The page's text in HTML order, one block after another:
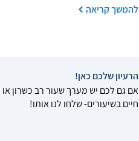
להמשך קריאה
הרעיון שלכם כאן!
אם גם לכם יש מערך שעור רב כשרון או
חיים בשיעורים- שלחו לנו אותו!